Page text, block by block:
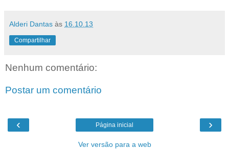
Alderi Dantas às 16.10.13
Compartilhar
Nenhum comentário:
Postar um comentário
‹ ›
Página inicial
Ver versão para a web